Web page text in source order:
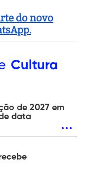
do novo
Cultura
de 2027 em
data